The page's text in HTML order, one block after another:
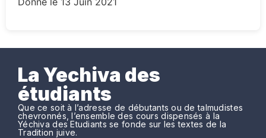
La Yechiva des
étudiants
Que ce soit à l’adresse de débutants ou de talmudistes
chevronnés, l’ensemble des cours dispensés à la
Yéchiva des Etudiants se fonde sur les textes de la
Tradition juive.